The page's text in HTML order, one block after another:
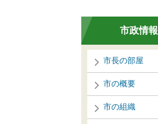
市政情報
市長の部屋
市の概要
市の組織